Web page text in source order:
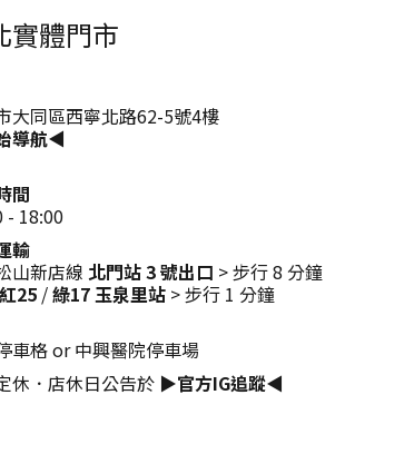
實體門市
大同區西寧北路62-5號4樓
導航◀
間
- 18:00
輸
山新店線 北門站 3 號出口 > 步行 8 分鐘
紅25 /綠17 玉泉里站 > 步行 1 分鐘
車格 or 中興醫院停車場
休．店休日公告於 ▶官方IG追蹤◀